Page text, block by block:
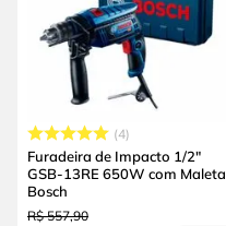
4
Furadeira de Impacto 1/2"
GSB-13RE 650W com Maleta
Bosch
R$ 557,90